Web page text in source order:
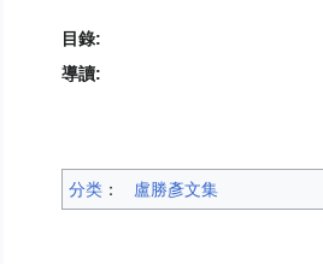
目錄:
導讀:
分类 ：​ 盧勝彥文集